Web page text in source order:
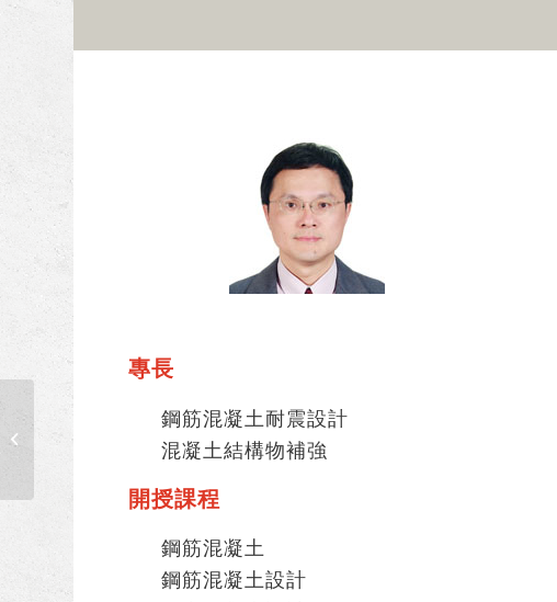
專長
鋼筋混凝土耐震設計
混凝土結構物補強
開授課程
鋼筋混凝土
鋼筋混凝土設計